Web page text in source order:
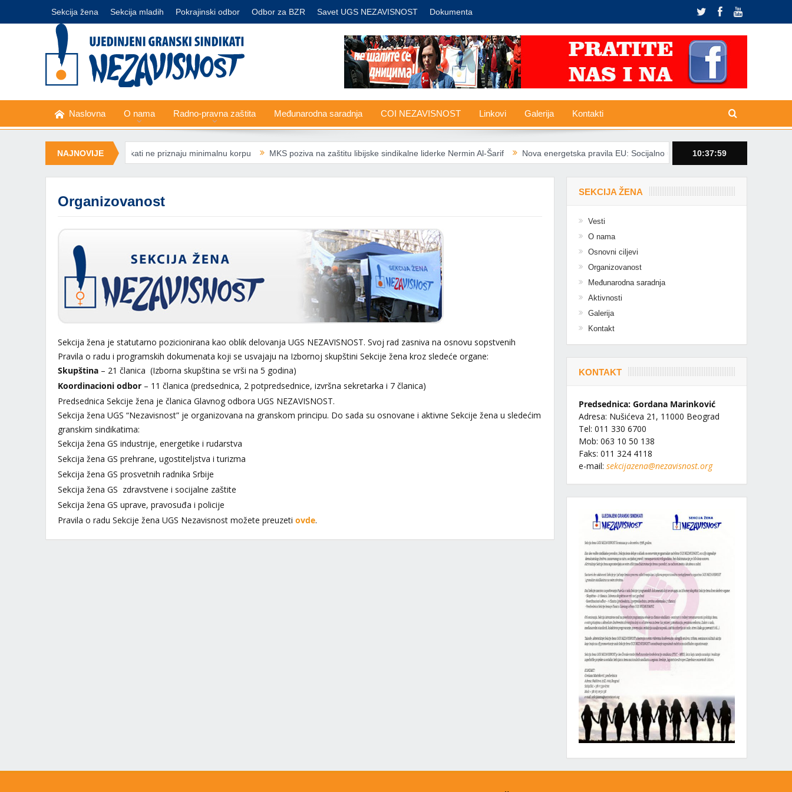
Sekcija žena Sekcija mladih Pokrajinski odbor Odbor za BZR Savet UGS NEZAVISNOST Dokumenta
Naslovna O nama Radno-pravna zaštita Međunarodna saradnja COI NEZAVISNOST Linkovi Galerija Kontakti
NAJNOVIJE
o novom „minimalcu“: Sindikati ne priznaju minimalnu korpu MKS poziva na zaštitu libijske sindikalne liderke Nermin Al-Šarif Nova energetska pravila EU: Socijalno ugroženima zabranjeno isključivanje
10:37:59
Organizovanost
Sekcija žena je statutarno pozicionirana kao oblik delovanja UGS NEZAVISNOST. Svoj rad zasniva na osnovu sopstvenih
Pravila o radu i programskih dokumenata koji se usvajaju na Izbornoj skupštini Sekcije žena kroz sledeće organe:
Skupština – 21 članica (Izborna skupština se vrši na 5 godina)
Koordinacioni odbor– 11 članica (predsednica, 2 potpredsednice, izvršna sekretarka i 7 članica)
Predsednica Sekcije žena je članica Glavnog odbora UGS NEZAVISNOST.
Sekcija žena UGS “Nezavisnost” je organizovana na granskom principu. Do sada su osnovane i aktivne Sekcije žena u sledećim
granskim sindikatima:
Sekcija žena GS industrije, energetike i rudarstva
Sekcija žena GS prehrane, ugostiteljstva i turizma
Sekcija žena GS prosvetnih radnika Srbije
Sekcija žena GS zdravstvene i socijalne zaštite
Sekcija žena GS uprave, pravosuđa i policije
Pravila o radu Sekcije žena UGS Nezavisnost možete preuzeti ovde.
SEKCIJA ŽENA
Vesti
O nama
Osnovni ciljevi
Organizovanost
Međunarodna saradnja
Aktivnosti
Galerija
Kontakt
KONTAKT
Predsednica: Gordana Marinković
Adresa: Nušićeva 21, 11000 Beograd
Tel: 011 330 6700
Mob: 063 10 50 138
Faks: 011 324 4118
e-mail: sekcijazena@nezavisnost.org